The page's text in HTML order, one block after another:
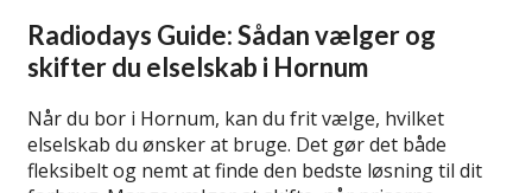
Radiodays Guide: Sådan vælger og
skifter du elselskab i Hornum
Når du bor i Hornum, kan du frit vælge, hvilket
elselskab du ønsker at bruge. Det gør det både
fleksibelt og nemt at finde den bedste løsning til dit